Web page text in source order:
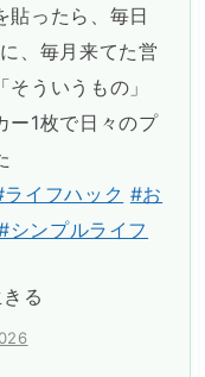
貼ったら、毎日
、毎月来てた営
ういうもの」
ー1枚で日々のプ
イフハック #お
シンプルライフ
る